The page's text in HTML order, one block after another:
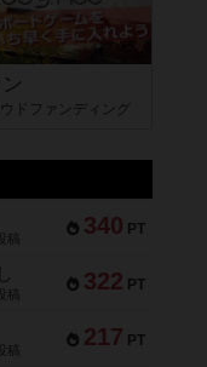
ドファンディング
340 PT
稿
322 PT
稿
217 PT
稿